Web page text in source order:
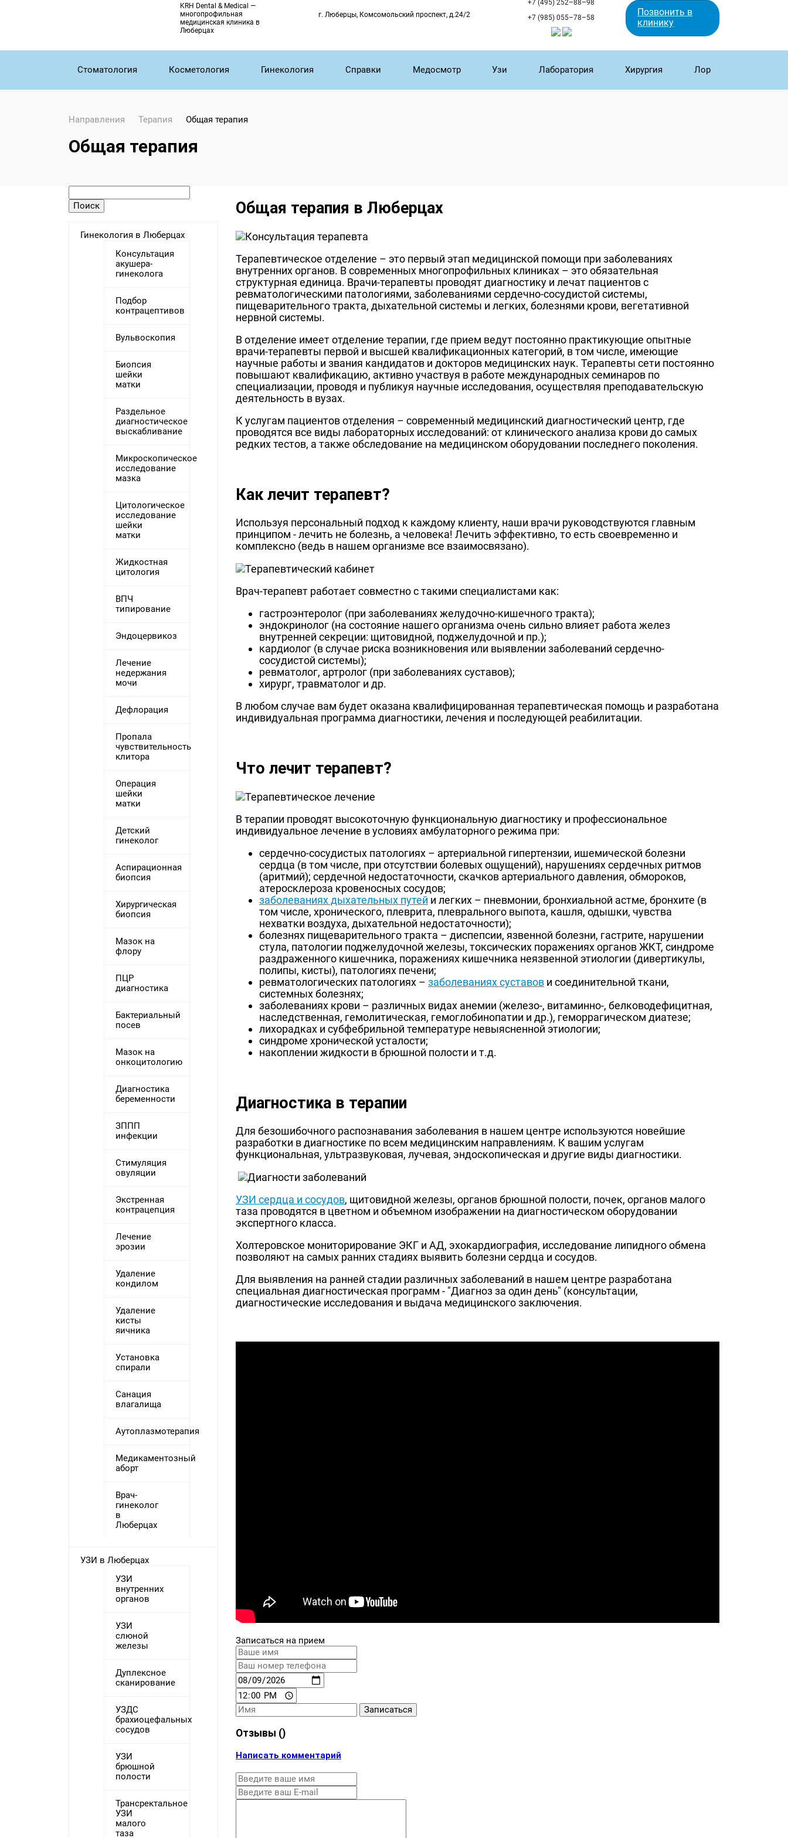
KRH Dental & Medical —
многопрофильная
медицинская клиника в
Люберцах
г. Люберцы, Комсомольский проспект, д.24/2
+7 (495) 252–88–98
+7 (985) 055–78–58
Позвонить в
клинику
Стоматология Косметология Гинекология Справки Медосмотр Узи Лаборатория Хирургия Лор
Направления Терапия Общая терапия
Общая терапия
Гинекология в Люберцах
Консультация
акушера-
гинеколога
Подбор
контрацептивов
Вульвоскопия
Биопсия
шейки
матки
Раздельное
диагностическое
выскабливание
Микроскопическое
исследование
мазка
Цитологическое
исследование
шейки
матки
Жидкостная
цитология
ВПЧ
типирование
Эндоцервикоз
Лечение
недержания
мочи
Дефлорация
Пропала
чувствительность
клитора
Операция
шейки
матки
Детский
гинеколог
Аспирационная
биопсия
Хирургическая
биопсия
Мазок на
флору
ПЦР
диагностика
Бактериальный
посев
Мазок на
онкоцитологию
Диагностика
беременности
ЗППП
инфекции
Стимуляция
овуляции
Экстренная
контрацепция
Лечение
эрозии
Удаление
кондилом
Удаление
кисты
яичника
Установка
спирали
Санация
влагалища
Аутоплазмотерапия
Медикаментозный
аборт
Врач-
гинеколог
в
Люберцах
УЗИ в Люберцах
УЗИ
внутренних
органов
УЗИ
слюной
железы
Дуплексное
сканирование
УЗДС
брахиоцефальных
сосудов
УЗИ
брюшной
полости
Трансректальное
УЗИ
малого
таза
Общая терапия в Люберцах
Терапевтическое отделение – это первый этап медицинской помощи при заболеваниях
внутренних органов. В современных многопрофильных клиниках – это обязательная
структурная единица. Врачи-терапевты проводят диагностику и лечат пациентов с
ревматологическими патологиями, заболеваниями сердечно-сосудистой системы,
пищеварительного тракта, дыхательной системы и легких, болезнями крови, вегетативной
нервной системы.
В отделение имеет отделение терапии, где прием ведут постоянно практикующие опытные
врачи-терапевты первой и высшей квалификационных категорий, в том числе, имеющие
научные работы и звания кандидатов и докторов медицинских наук. Терапевты сети постоянно
повышают квалификацию, активно участвуя в работе международных семинаров по
специализации, проводя и публикуя научные исследования, осуществляя преподавательскую
деятельность в вузах.
К услугам пациентов отделения – современный медицинский диагностический центр, где
проводятся все виды лабораторных исследований: от клинического анализа крови до самых
редких тестов, а также обследование на медицинском оборудовании последнего поколения.
Как лечит терапевт?
Используя персональный подход к каждому клиенту, наши врачи руководствуются главным
принципом - лечить не болезнь, а человека! Лечить эффективно, то есть своевременно и
комплексно (ведь в нашем организме все взаимосвязано).
Врач-терапевт работает совместно с такими специалистами как:
гастроэнтеролог (при заболеваниях желудочно-кишечного тракта);
эндокринолог (на состояние нашего организма очень сильно влияет работа желез
внутренней секреции: щитовидной, поджелудочной и пр.);
кардиолог (в случае риска возникновения или выявлении заболеваний сердечно-
сосудистой системы);
ревматолог, артролог (при заболеваниях суставов);
хирург, травматолог и др.
В любом случае вам будет оказана квалифицированная терапевтическая помощь и разработана
индивидуальная программа диагностики, лечения и последующей реабилитации.
Что лечит терапевт?
В терапии проводят высокоточную функциональную диагностику и профессиональное
индивидуальное лечение в условиях амбулаторного режима при:
сердечно-сосудистых патологиях – артериальной гипертензии, ишемической болезни
сердца (в том числе, при отсутствии болевых ощущений), нарушениях сердечных ритмов
(аритмий); сердечной недостаточности, скачков артериального давления, обмороков,
атеросклероза кровеносных сосудов;
заболеваниях дыхательных путей и легких – пневмонии, бронхиальной астме, бронхите (в
том числе, хронического, плеврита, плеврального выпота, кашля, одышки, чувства
нехватки воздуха, дыхательной недостаточности);
болезнях пищеварительного тракта – диспепсии, язвенной болезни, гастрите, нарушении
стула, патологии поджелудочной железы, токсических поражениях органов ЖКТ, синдроме
раздраженного кишечника, поражениях кишечника неязвенной этиологии (дивертикулы,
полипы, кисты), патологиях печени;
ревматологических патологиях – заболеваниях суставов и соединительной ткани,
системных болезнях;
заболеваниях крови – различных видах анемии (железо-, витаминно-, белководефицитная,
наследственная, гемолитическая, гемоглобинопатии и др.), геморрагическом диатезе;
лихорадках и субфебрильной температуре невыясненной этиологии;
синдроме хронической усталости;
накоплении жидкости в брюшной полости и т.д.
Диагностика в терапии
Для безошибочного распознавания заболевания в нашем центре используются новейшие
разработки в диагностике по всем медицинским направлениям. К вашим услугам
функциональная, ультразвуковая, лучевая, эндоскопическая и другие виды диагностики.
УЗИ сердца и сосудов, щитовидной железы, органов брюшной полости, почек, органов малого
таза проводятся в цветном и объемном изображении на диагностическом оборудовании
экспертного класса.
Холтеровское мониторирование ЭКГ и АД, эхокардиография, исследование липидного обмена
позволяют на самых ранних стадиях выявить болезни сердца и сосудов.
Для выявления на ранней стадии различных заболеваний в нашем центре разработана
специальная диагностическая программ - "Диагноз за один день" (консультации,
диагностические исследования и выдача медицинского заключения.
Записаться на прием
Записаться
Отзывы ()
Написать комментарий